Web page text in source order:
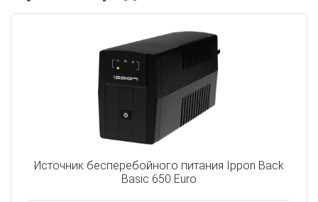
Источник бесперебойного питания Ippon Back
Basic 650 Euro